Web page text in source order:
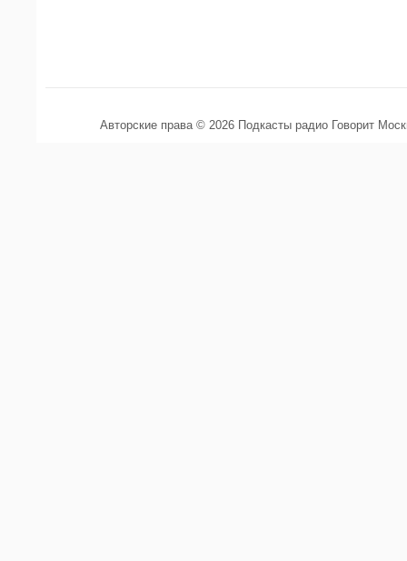
Авторские права © 2026 Подкасты радио Говорит